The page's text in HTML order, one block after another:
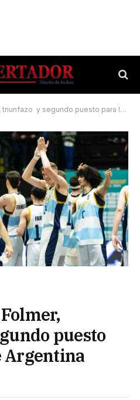
y segundo puesto para la U18 de Argentina
puesto
Argentina